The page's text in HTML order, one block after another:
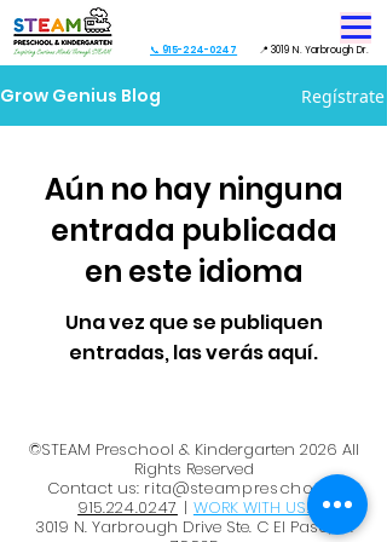
📞 915-224-0247 📍 3019 N. Yarbrough Dr.
Grow Genius Blog Regístrate
Aún no hay ninguna
entrada publicada
en este idioma
Una vez que se publiquen
entradas, las verás aquí.
©STEAM Preschool & Kindergarten 2026 All
Rights Reserved
Contact us:rita@steampreschool |
915.224.0247 | WORK WITH US!
3019 N. Yarbrough Drive Ste. C El Paso, TX